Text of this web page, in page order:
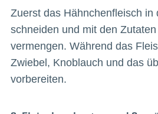
Zuerst das Hähnchenfleisch in
schneiden und mit den
vermengen. Während das
Zwiebel, Knoblauch und das
vorbereiten.